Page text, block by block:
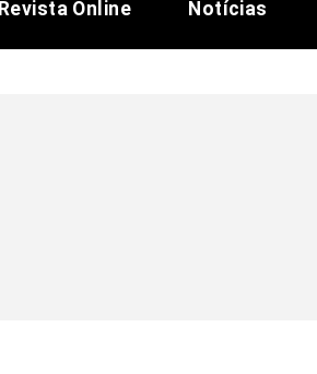
Revista Online Notícias